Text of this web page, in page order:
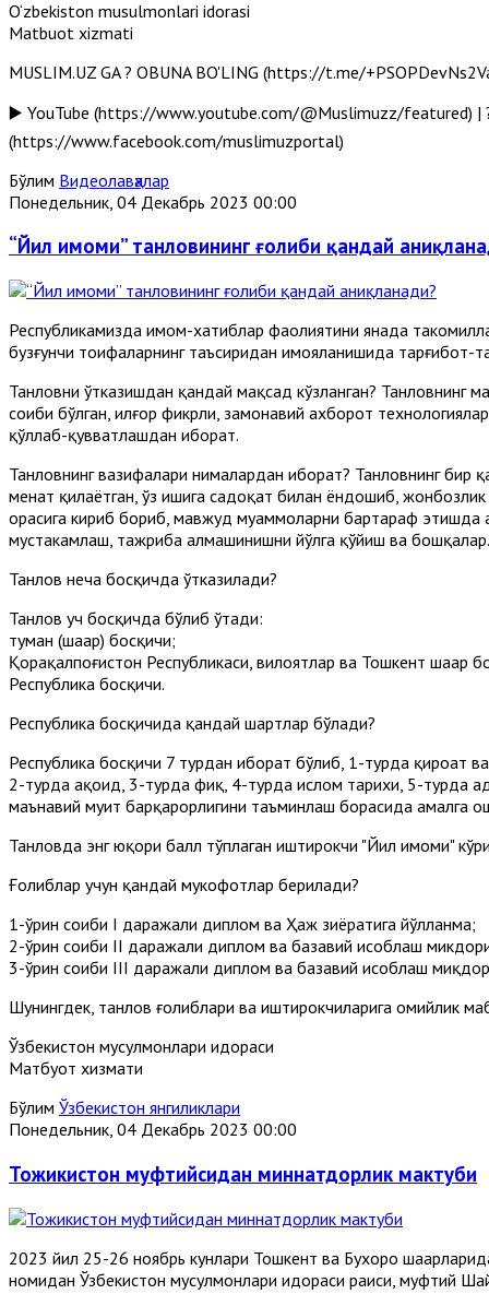
O‘zbekiston musulmonlari idorasi
Matbuot xizmati
MUSLIM.UZ GA ? OBUNA BO'LING (https://t.me/
▶️ YouTube (https://www.youtube.com/@Muslimuzz/featured)
(https://www.facebook.com/muslimuzportal)
Бўлим Видеолавҳалар
Понедельник, 04 Декабрь 2023 00:00
“Йил имоми” танловининг ғолиби қандай
Республикамизда имом-хатиблар фаолиятини янада
бузғунчи тоифаларнинг таъсиридан ҳимояланишида
Танловни ўтказишдан қандай мақсад кўзланган? Танловнинг
соҳиби бўлган, илғор фикрли, замонавий ахборот
қўллаб-қувватлашдан иборат.
Танловнинг вазифалари нималардан иборат? Танловнинг бир
меҳнат қилаётган, ўз ишига садоқат билан ёндошиб,
орасига кириб бориб, мавжуд муаммоларни бартараф этишда
мустаҳкамлаш, тажриба алмашинишни йўлга қўйиш ва бошқалар.
Танлов неча босқичда ўтказилади?
Танлов уч босқичда бўлиб ўтади:
туман (шаҳар) босқичи;
Қорақалпоғистон Республикаси, вилоятлар ва Тошкент шаҳар
Республика босқичи.
Республика босқичида қандай шартлар бўлади?
Республика босқичи 7 турдан иборат бўлиб, 1-турда қироат
2-турда ақоид, 3-турда фиқҳ, 4-турда ислом тарихи, 5-турда
маънавий муҳит барқарорлигини таъминлаш борасида амалга
Танловда энг юқори балл тўплаган иштирокчи "Йил имоми"
Ғолиблар учун қандай мукофотлар берилади?
1-ўрин соҳиби I даражали диплом ва Ҳаж зиёратига йўлланма;
2-ўрин соҳиби II даражали диплом ва базавий ҳисоблаш
3-ўрин соҳиби III даражали диплом ва базавий ҳисоблаш
Шунингдек, танлов ғолиблари ва иштирокчиларига ҳомийлик
Ўзбекистон мусулмонлари идораси
Матбуот хизмати
Бўлим Ўзбекистон янгиликлари
Понедельник, 04 Декабрь 2023 00:00
Тожикистон муфтийсидан миннатдорлик мактуби
2023 йил 25-26 ноябрь кунлари Тошкент ва Бухоро
номидан Ўзбекистон мусулмонлари идораси раиси, муфтий